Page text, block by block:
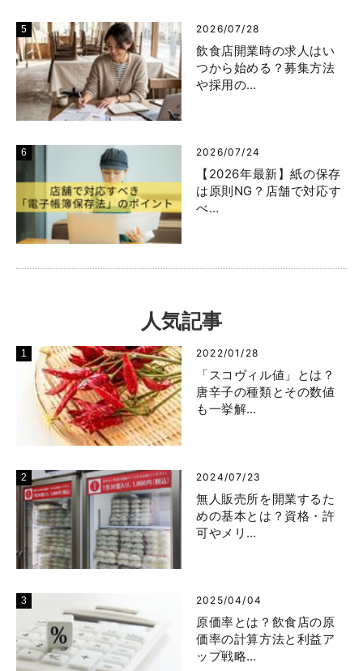
2026/07/28
飲食店開業時の求人はい
つから始める？募集方法
や採用の…
2026/07/24
【2026年最新】紙の保存
は原則NG？店舗で対応す
べ…
人気記事
2022/01/28
「スコヴィル値」とは？
唐辛子の種類とその数値
も一挙解…
2024/07/23
無人販売所を開業するた
めの基本とは？資格・許
可やメリ…
2025/04/04
原価率とは？飲食店の原
価率の計算方法と利益ア
ップ戦略…